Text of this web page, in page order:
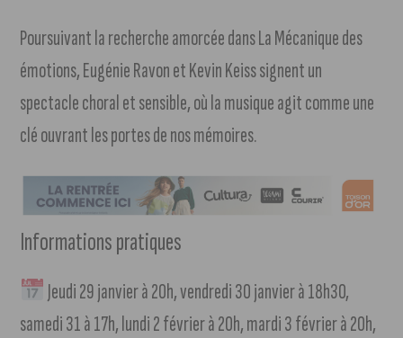
Poursuivant la recherche amorcée dans La Mécanique des
émotions, Eugénie Ravon et Kevin Keiss signent un
spectacle choral et sensible, où la musique agit comme une
clé ouvrant les portes de nos mémoires.
Informations pratiques
Jeudi 29 janvier à 20h, vendredi 30 janvier à 18h30,
samedi 31 à 17h, lundi 2 février à 20h, mardi 3 février à 20h,